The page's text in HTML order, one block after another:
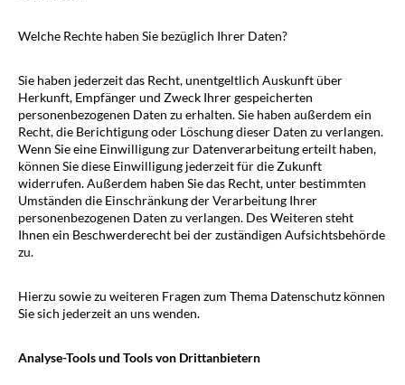
Welche Rechte haben Sie bezüglich Ihrer Daten?
Sie haben jederzeit das Recht, unentgeltlich Auskunft über
Herkunft, Empfänger und Zweck Ihrer gespeicherten
personenbezogenen Daten zu erhalten. Sie haben außerdem ein
Recht, die Berichtigung oder Löschung dieser Daten zu verlangen.
Wenn Sie eine Einwilligung zur Datenverarbeitung erteilt haben,
können Sie diese Einwilligung jederzeit für die Zukunft
widerrufen. Außerdem haben Sie das Recht, unter bestimmten
Umständen die Einschränkung der Verarbeitung Ihrer
personenbezogenen Daten zu verlangen. Des Weiteren steht
Ihnen ein Beschwerderecht bei der zuständigen Aufsichtsbehörde
zu.
Hierzu sowie zu weiteren Fragen zum Thema Datenschutz können
Sie sich jederzeit an uns wenden.
Analyse-Tools und Tools von Dritt­anbietern